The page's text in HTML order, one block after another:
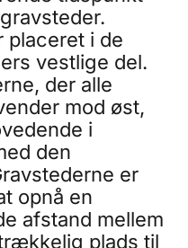
placeret i de
vestlige del.
der alle
mod øst,
i
den
er
opnå en
afstand mellem
plads til